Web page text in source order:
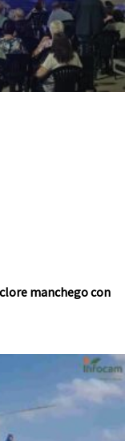
manchego con